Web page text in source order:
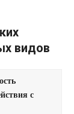
видов
с